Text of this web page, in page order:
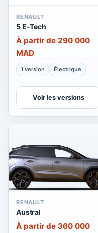
RENAULT
5 E-Tech
À partir de 290 000
MAD
1 version Électrique
Voir les versions
RENAULT
Austral
À partir de 360 000